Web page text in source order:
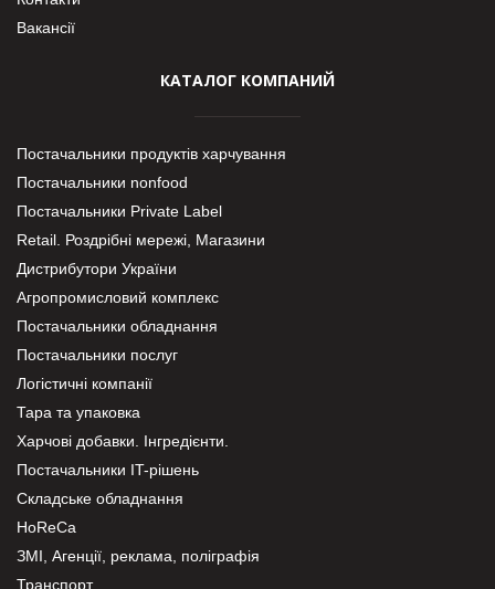
Вакансії
КАТАЛОГ КОМПАНИЙ
Постачальники продуктів харчування
Постачальники nonfood
Постачальники Private Label
Retail. Роздрібні мережі, Магазини
Дистрибутори України
Агропромисловий комплекс
Постачальники обладнання
Постачальники послуг
Логістичні компанії
Тара та упаковка
Харчові добавки. Інгредієнти.
Постачальники IT-рішень
Складське обладнання
HoReCa
ЗМІ, Агенції, реклама, поліграфія
Транспорт